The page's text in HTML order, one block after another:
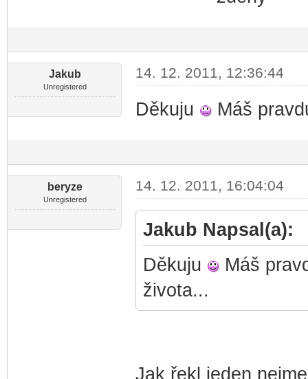
Jakub
Unregistered
14. 12. 2011, 12:36:44
Děkuju Máš
beryze
Unregistered
14. 12. 2011, 16:04:04
Jakub Napsal(a):
Děkuju
Máš
života...
Jak řekl jeden